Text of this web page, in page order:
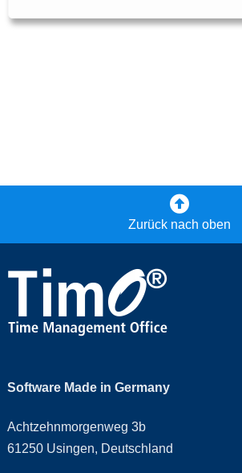
Zurück nach oben
Software Made in Germany
Achtzehnmorgenweg 3b
61250 Usingen, Deutschland